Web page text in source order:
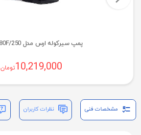
پمپ سیرکوله ارس مدل ACP40-80F/250
10,219,000تومان
مشخصات فنی نظرات کاربران